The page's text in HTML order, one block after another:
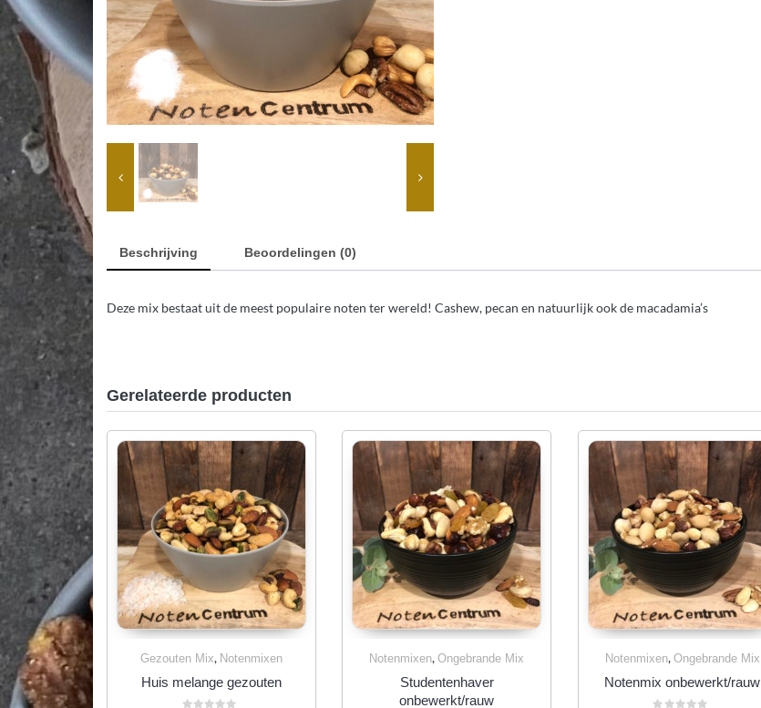
Beschrijving Beoordelingen (0)
Deze mix bestaat uit de meest populaire noten ter wereld! Cashew, pecan en natuurlijk ook de macadamia’s
Gerelateerde producten
Gezouten Mix, Notenmixen
Huis melange gezouten
Notenmixen,Ongebrande Mix
Studentenhaver
onbewerkt/rauw
Notenmixen, Ongebrande Mix
Notenmix onbewerkt/rauw